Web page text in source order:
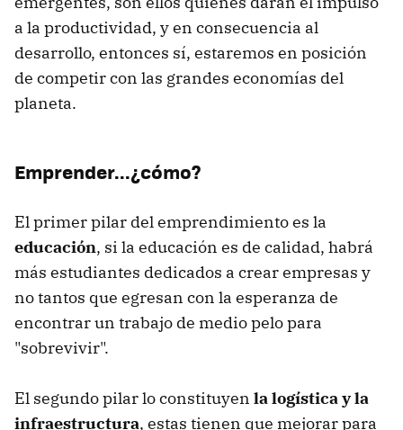
a la productividad, y en consecuencia al
desarrollo, entonces sí, estaremos en posición
de competir con las grandes economías del
planeta.
Emprender...¿cómo?
El primer pilar del emprendimiento es la
educación, si la educación es de calidad, habrá
más estudiantes dedicados a crear empresas y
no tantos que egresan con la esperanza de
encontrar un trabajo de medio pelo para
"sobrevivir".
El segundo pilar lo constituyen la logística y la
infraestructura, estas tienen que mejorar para